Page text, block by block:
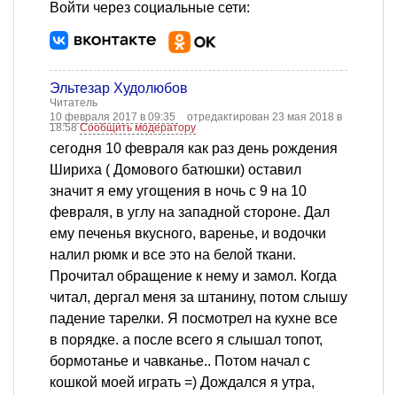
Войти через социальные сети:
Эльтезар Худолюбов
Читатель
10 февраля 2017 в 09:35
отредактирован 23 мая 2018 в
18:58Сообщить модератору
сегодня 10 февраля как раз день рождения
Шириха ( Домового батюшки) оставил
значит я ему угощения в ночь с 9 на 10
февраля, в углу на западной стороне. Дал
ему печенья вкусного, варенье, и водочки
налил рюмк и все это на белой ткани.
Прочитал обращение к нему и замол. Когда
читал, дергал меня за штанину, потом слышу
падение тарелки. Я посмотрел на кухне все
в порядке. а после всего я слышал топот,
бормотанье и чавканье.. Потом начал с
кошкой моей играть =) Дождался я утра,